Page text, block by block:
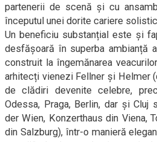
partenerii de scenă și cu
începutul unei dorite cariere
Un beneficiu substanțial este și
desfășoară în superba ambianță a
construit la îngemănarea
arhitecți vienezi Fellner și Helmer
de clădiri devenite celebre,
Odessa, Praga, Berlin, dar și Cluj
der Wien, Konzerthaus din Viena,
din Salzburg), într-o manieră